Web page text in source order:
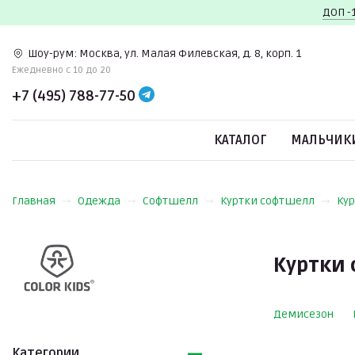
ДОП -
Шоу-рум: Москва, ул. Малая Филевская, д. 8, корп. 1
Ежедневно c 10 до 20
+7 (495) 788-77-50
КАТАЛОГ
Главная Одежда Софтшелл Куртки софтшелл
Куртки
Демисезон